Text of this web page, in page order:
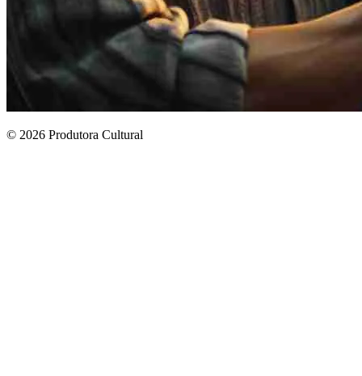
© 2026 Produtora Cultural